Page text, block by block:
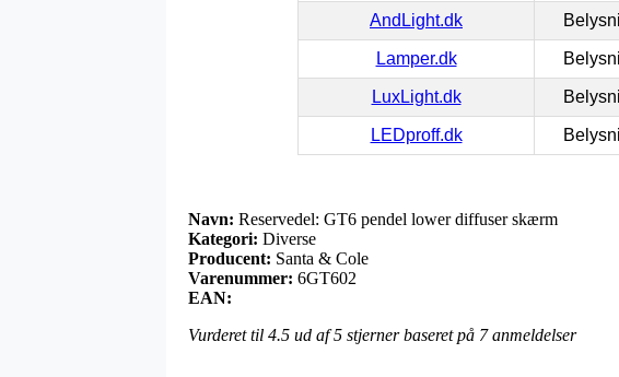
AndLight.dk
Lamper.dk
LuxLight.dk
LEDproff.dk
Navn: Reservedel: GT6 pendel lower diffuser skærm
Kategori: Diverse
Producent: Santa & Cole
Varenummer: 6GT602
EAN:
Vurderet til 4.5 ud af 5 stjerner baseret på 7anmeldelser